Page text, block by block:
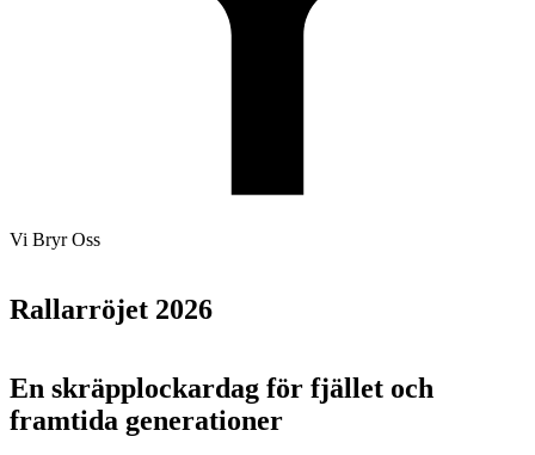
Vi Bryr Oss
Rallarröjet 2026
En skräpplockardag för fjället och
framtida generationer